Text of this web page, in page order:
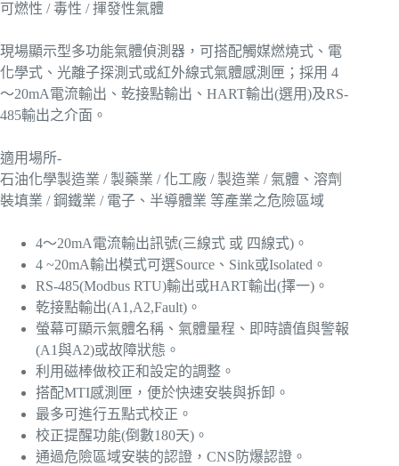
可燃性 / 毒性 / 揮發性氣體
現場顯示型多功能氣體偵測器，可搭配觸媒燃燒式、電
化學式、光離子探測式或紅外線式氣體感測匣；採用 4
～20mA電流輸出、乾接點輸出、HART輸出(選用)及RS-
485輸出之介面。
適用場所-
石油化學製造業 / 製藥業 / 化工廠 / 製造業 / 氣體、溶劑
裝填業 / 鋼鐵業 / 電子、半導體業 等產業之危險區域
4～20mA電流輸出訊號(三線式 或 四線式)。
4 ~20mA輸出模式可選Source、Sink或Isolated。
RS-485(Modbus RTU)輸出或HART輸出(擇一)。
乾接點輸出(A1,A2,Fault)。
螢幕可顯示氣體名稱、氣體量程、即時讀值與警報
(A1與A2)或故障狀態。
利用磁棒做校正和設定的調整。
搭配MTI感測匣，便於快速安裝與拆卸。
最多可進行五點式校正。
校正提醒功能(倒數180天)。
通過危險區域安裝的認證，CNS防爆認證。